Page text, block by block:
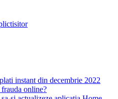
instant din decembrie 2022
online?